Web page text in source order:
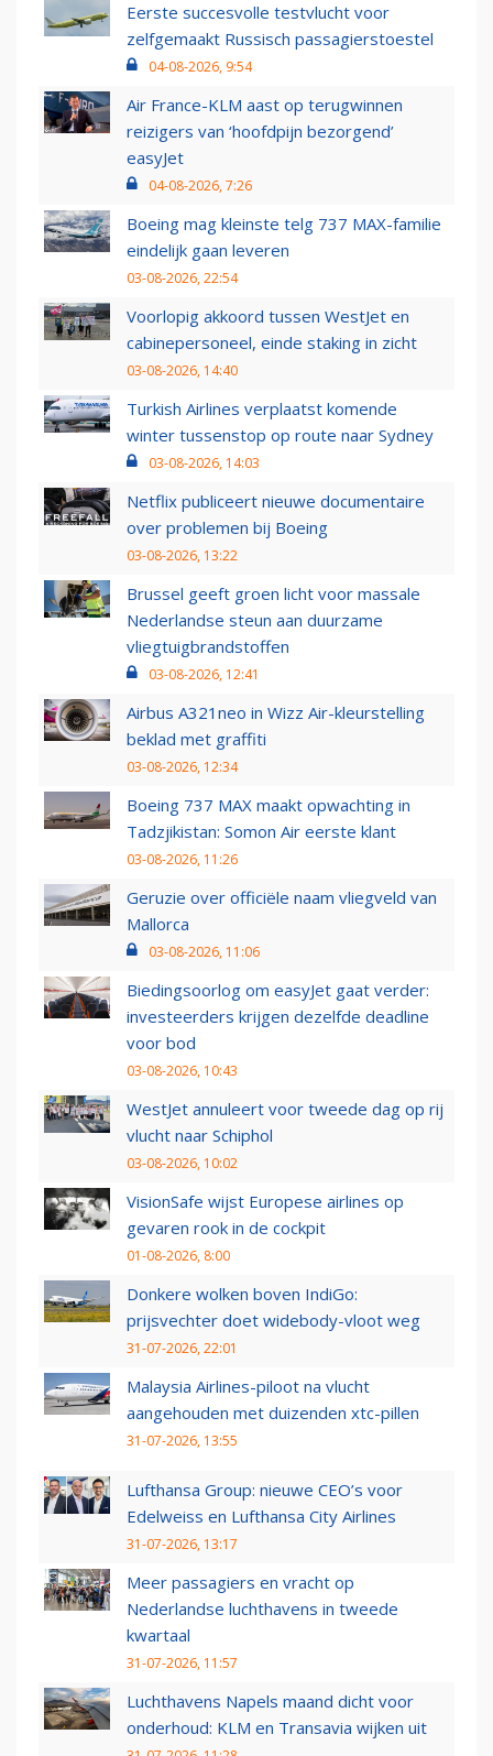
Eerste succesvolle testvlucht voor
zelfgemaakt Russisch passagierstoestel
04-08-2026, 9:54
Air France-KLM aast op terugwinnen
reizigers van ‘hoofdpijn bezorgend’
easyJet
04-08-2026, 7:26
Boeing mag kleinste telg 737 MAX-familie
eindelijk gaan leveren
03-08-2026, 22:54
Voorlopig akkoord tussen WestJet en
cabinepersoneel, einde staking in zicht
03-08-2026, 14:40
Turkish Airlines verplaatst komende
winter tussenstop op route naar Sydney
03-08-2026, 14:03
Netflix publiceert nieuwe documentaire
over problemen bij Boeing
03-08-2026, 13:22
Brussel geeft groen licht voor massale
Nederlandse steun aan duurzame
vliegtuigbrandstoffen
03-08-2026, 12:41
Airbus A321neo in Wizz Air-kleurstelling
beklad met graffiti
03-08-2026, 12:34
Boeing 737 MAX maakt opwachting in
Tadzjikistan: Somon Air eerste klant
03-08-2026, 11:26
Geruzie over officiële naam vliegveld van
Mallorca
03-08-2026, 11:06
Biedingsoorlog om easyJet gaat verder:
investeerders krijgen dezelfde deadline
voor bod
03-08-2026, 10:43
WestJet annuleert voor tweede dag op rij
vlucht naar Schiphol
03-08-2026, 10:02
VisionSafe wijst Europese airlines op
gevaren rook in de cockpit
01-08-2026, 8:00
Donkere wolken boven IndiGo:
prijsvechter doet widebody-vloot weg
31-07-2026, 22:01
Malaysia Airlines-piloot na vlucht
aangehouden met duizenden xtc-pillen
31-07-2026, 13:55
Lufthansa Group: nieuwe CEO’s voor
Edelweiss en Lufthansa City Airlines
31-07-2026, 13:17
Meer passagiers en vracht op
Nederlandse luchthavens in tweede
kwartaal
31-07-2026, 11:57
Luchthavens Napels maand dicht voor
onderhoud: KLM en Transavia wijken uit